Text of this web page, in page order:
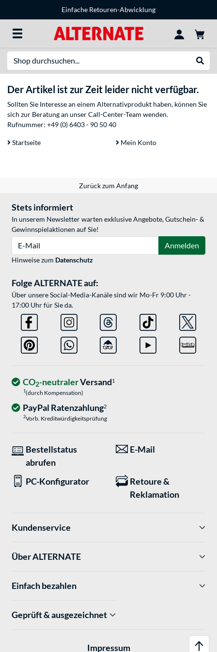
Einfache Retouren-Abwicklung
Der Artikel ist zur Zeit leider nicht verfügbar.
Sollten Sie Interesse an einem Alternativprodukt haben, können Sie
sich zur Beratung an unser Call-Center-Team wenden.
Rufnummer: +49 (0) 6403 - 90 50 40
Startseite Mein Konto
Zurück zum Anfang
Stets informiert
In unserem Newsletter warten exklusive Angebote, Gutschein- &
Gewinnspielaktionen auf Sie!
Anmelden
Hinweise zum Datenschutz
Folge ALTERNATE auf:
Über unsere Social-Media-Kanäle sind wir Mo-Fr 9:00 Uhr -
17:00 Uhr für Sie da.
CO2-neutralerVersand1
1(durch Kompensation)
PayPal Ratenzahlung2
2Vorb. Kreditwürdigkeitsprüfung
Bestellstatus
abrufen
E-Mail
PC-Konfigurator
Retoure &
Reklamation
Kundenservice
Über ALTERNATE
Einfach bezahlen
Geprüft & ausgezeichnet
Impressum